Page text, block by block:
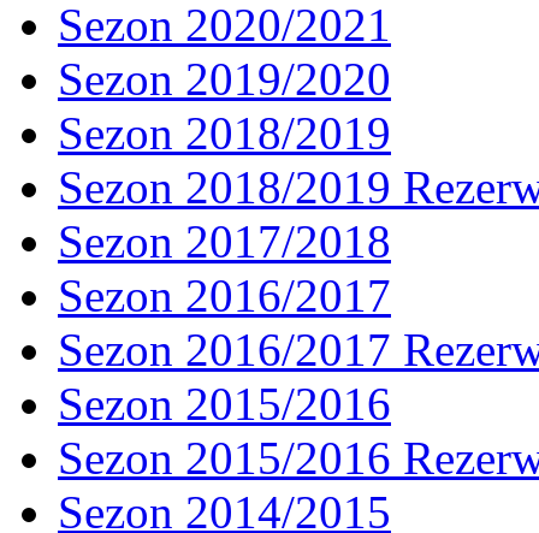
Sezon 2020/2021
Sezon 2019/2020
Sezon 2018/2019
Sezon 2018/2019
Sezon 2017/2018
Sezon 2016/2017
Sezon 2016/2017
Sezon 2015/2016
Sezon 2015/2016
Sezon 2014/2015